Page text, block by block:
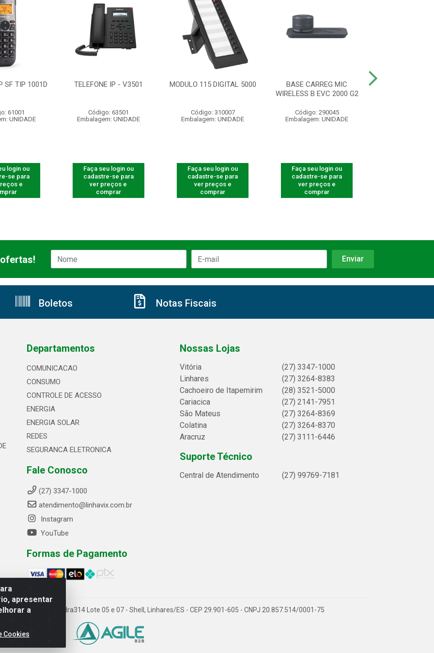
SF TIP 1001D
61001
UNIDADE
login ou
se para
e
TELEFONE IP - V3501
Código: 63501
Embalagem: UNIDADE
Faça seu login ou
cadastre-se para
ver preços e
comprar
MODULO 115 DIGITAL 5000
Código: 310007
Embalagem: UNIDADE
Faça seu login ou
cadastre-se para
ver preços e
comprar
BASE CARREG MIC
WIRELESS B EVC 2000 G2
Código: 290045
Embalagem: UNIDADE
Faça seu login ou
cadastre-se para
ver preços e
comprar
apresentar
a
Cookies
Boletos Notas Fiscais
Departamentos
COMUNICACAO
CONSUMO
CONTROLE DE ACESSO
ENERGIA
ENERGIA SOLAR
REDES
SEGURANCA ELETRONICA
Fale Conosco
(27) 3347-1000
atendimento@linhavix.com.br
Instagram
YouTube
Formas de Pagamento
Nossas Lojas
Vitória
(27) 3347-1000
Linhares
(27) 3264-8383
Cachoeiro de Itapemirim
(28) 3521-5000
Cariacica
(27) 2141-7951
São Mateus
(27) 3264-8369
Colatina
(27) 3264-8370
Aracruz
(27) 3111-6446
Suporte Técnico
Central de Atendimento (27) 99769-7181
Alegre, 2521 - Quadra314 Lote 05 e 07 - Shell, Linhares/ES - CEP 29.901-605 - CNPJ 20.857.514/0001-75